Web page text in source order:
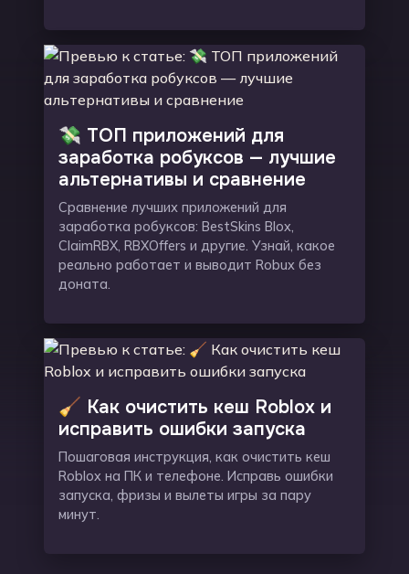
💸 ТОП приложений для
заработка робуксов — лучшие
альтернативы и сравнение
Сравнение лучших приложений для
заработка робуксов: BestSkins Blox,
ClaimRBX, RBXOffers и другие. Узнай, какое
реально работает и выводит Robux без
доната.
🧹 Как очистить кеш Roblox и
исправить ошибки запуска
Пошаговая инструкция, как очистить кеш
Roblox на ПК и телефоне. Исправь ошибки
запуска, фризы и вылеты игры за пару
минут.